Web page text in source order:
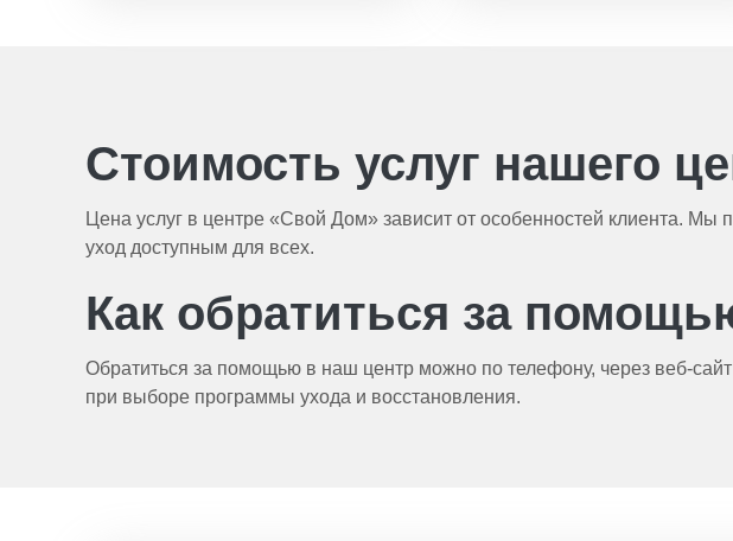
Стоимость услуг нашего
Цена услуг в центре «Свой Дом» зависит от особенностей клиента.
уход доступным для всех.
Как обратиться за
Обратиться за помощью в наш центр можно по телефону, через веб-
при выборе программы ухода и восстановления.